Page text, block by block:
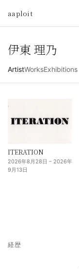
aaploit
伊東 理乃
ArtistWorksExhibitions
ITERATION
2026年8月28日 – 2026年
9月13日
経歴